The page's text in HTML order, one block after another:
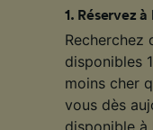
1 . Réservez
Recherchez
disponibles
moins cher
vous dès
disponible à